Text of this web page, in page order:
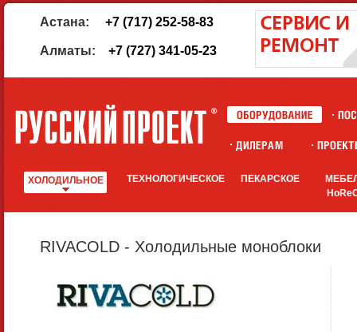
Астана: +7 (717) 252-58-83
Алматы: +7 (727) 341-05-23
ХОЛОДИЛЬНОЕ ТЕХНОЛОГИЧЕСКОЕ ПЕКАРСКОЕ
RIVACOLD - Холодильные моноблоки